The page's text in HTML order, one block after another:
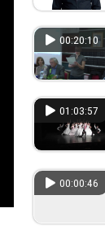
00:20:10
01:03:57
00:00:46